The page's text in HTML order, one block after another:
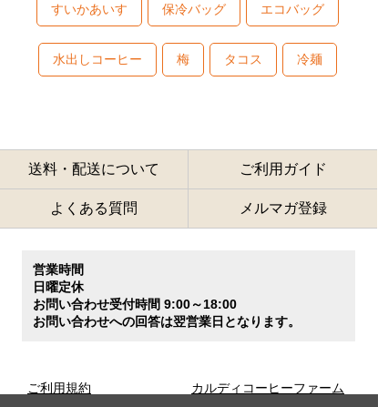
すいかあいす 保冷バッグ エコバッグ
水出しコーヒー 梅 タコス 冷麺
送料・配送について ご利用ガイド
よくある質問 メルマガ登録
営業時間
日曜定休
お問い合わせ受付時間 9:00～18:00
お問い合わせへの回答は翌営業日となります。
ご利用規約 カルディコーヒーファーム